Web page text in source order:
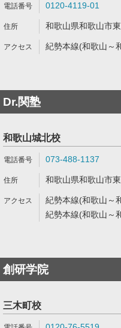
0120-4119-01
和歌山県和歌山市
紀勢本線(和歌山～
Dr.関塾
和歌山城北校
073-488-1137
和歌山県和歌山市
紀勢本線(和歌山～
紀勢本線(和歌山～
創研学院
三木町校